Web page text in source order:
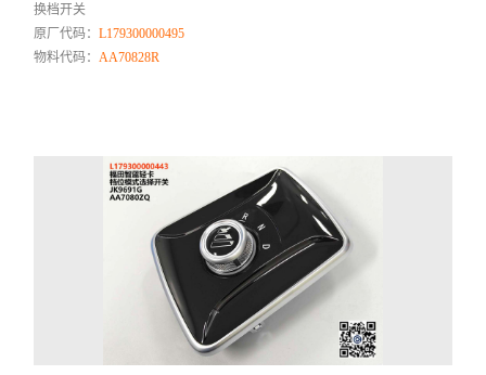
换档开关
原厂代码：L179300000495
物料代码：AA70828R